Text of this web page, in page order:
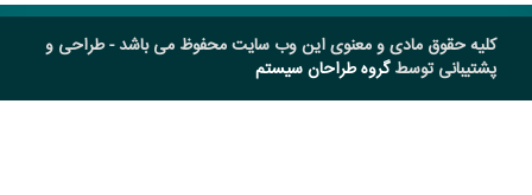
کلیه حقوق مادی و معنوی این وب سایت محفوظ می باشد - طراحی و
پشتیبانی توسطگروه طراحان سیستم